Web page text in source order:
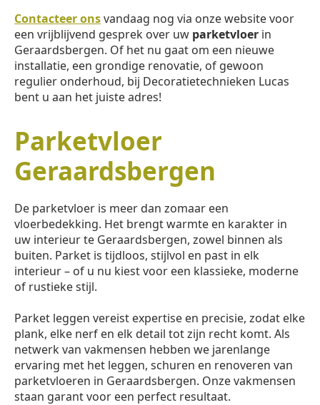
Contacteer onsvandaag nog via onze website voor
een vrijblijvend gesprek over uw parketvloer in
Geraardsbergen. Of het nu gaat om een nieuwe
installatie, een grondige renovatie, of gewoon
regulier onderhoud, bij Decoratietechnieken Lucas
bent u aan het juiste adres!
Parketvloer
Geraardsbergen
De parketvloer is meer dan zomaar een
vloerbedekking. Het brengt warmte en karakter in
uw interieur te Geraardsbergen, zowel binnen als
buiten. Parket is tijdloos, stijlvol en past in elk
interieur – of u nu kiest voor een klassieke, moderne
of rustieke stijl.
Parket leggen vereist expertise en precisie, zodat elke
plank, elke nerf en elk detail tot zijn recht komt. Als
netwerk van vakmensen hebben we jarenlange
ervaring met het leggen, schuren en renoveren van
parketvloeren in Geraardsbergen. Onze vakmensen
staan garant voor een perfect resultaat.